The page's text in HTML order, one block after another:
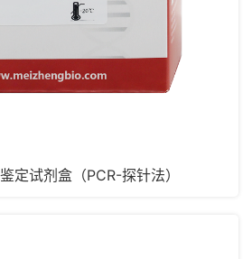
定试剂盒（PCR-探针法）